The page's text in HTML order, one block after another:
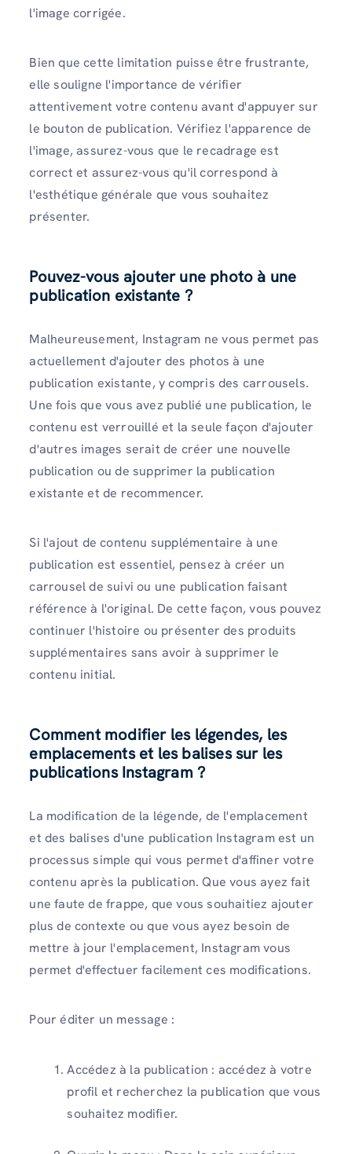
l'image corrigée.
Bien que cette limitation puisse être frustrante,
elle souligne l'importance de vérifier
attentivement votre contenu avant d'appuyer sur
le bouton de publication. Vérifiez l'apparence de
l'image, assurez-vous que le recadrage est
correct et assurez-vous qu'il correspond à
l'esthétique générale que vous souhaitez
présenter.
Pouvez-vous ajouter une photo à une
publication existante ?
Malheureusement, Instagram ne vous permet pas
actuellement d'ajouter des photos à une
publication existante, y compris des carrousels.
Une fois que vous avez publié une publication, le
contenu est verrouillé et la seule façon d'ajouter
d'autres images serait de créer une nouvelle
publication ou de supprimer la publication
existante et de recommencer.
Si l'ajout de contenu supplémentaire à une
publication est essentiel, pensez à créer un
carrousel de suivi ou une publication faisant
référence à l'original. De cette façon, vous pouvez
continuer l'histoire ou présenter des produits
supplémentaires sans avoir à supprimer le
contenu initial.
Comment modifier les légendes, les
emplacements et les balises sur les
publications Instagram ?
La modification de la légende, de l'emplacement
et des balises d'une publication Instagram est un
processus simple qui vous permet d'affiner votre
contenu après la publication. Que vous ayez fait
une faute de frappe, que vous souhaitiez ajouter
plus de contexte ou que vous ayez besoin de
mettre à jour l'emplacement, Instagram vous
permet d'effectuer facilement ces modifications.
Pour éditer un message :
Accédez à la publication : accédez à votre
profil et recherchez la publication que vous
souhaitez modifier.